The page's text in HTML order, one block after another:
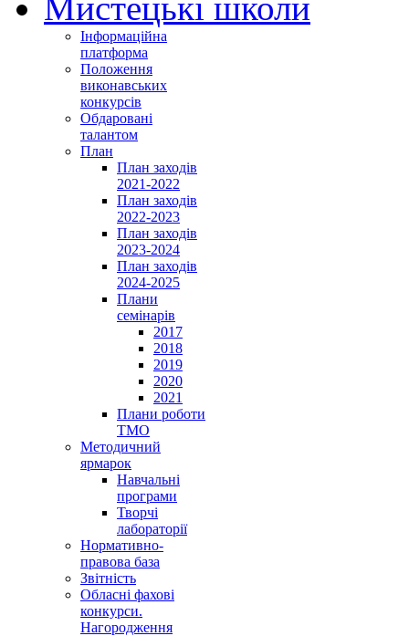
Інформаційна
платформа
Положення
виконавських
конкурсів
Обдаровані
талантом
План
План заходів
2021-2022
План заходів
2022-2023
План заходів
2023-2024
План заходів
2024-2025
Плани
семінарів
2017
2018
2019
2020
2021
Плани роботи
ТМО
Методичний
ярмарок
Навчальні
програми
Творчі
лабораторії
Нормативно-
правова база
Звітність
Обласні фахові
конкурси.
Нагородження